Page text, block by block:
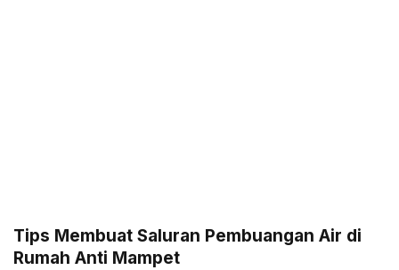
Tips Membuat Saluran Pembuangan Air di
Rumah Anti Mampet